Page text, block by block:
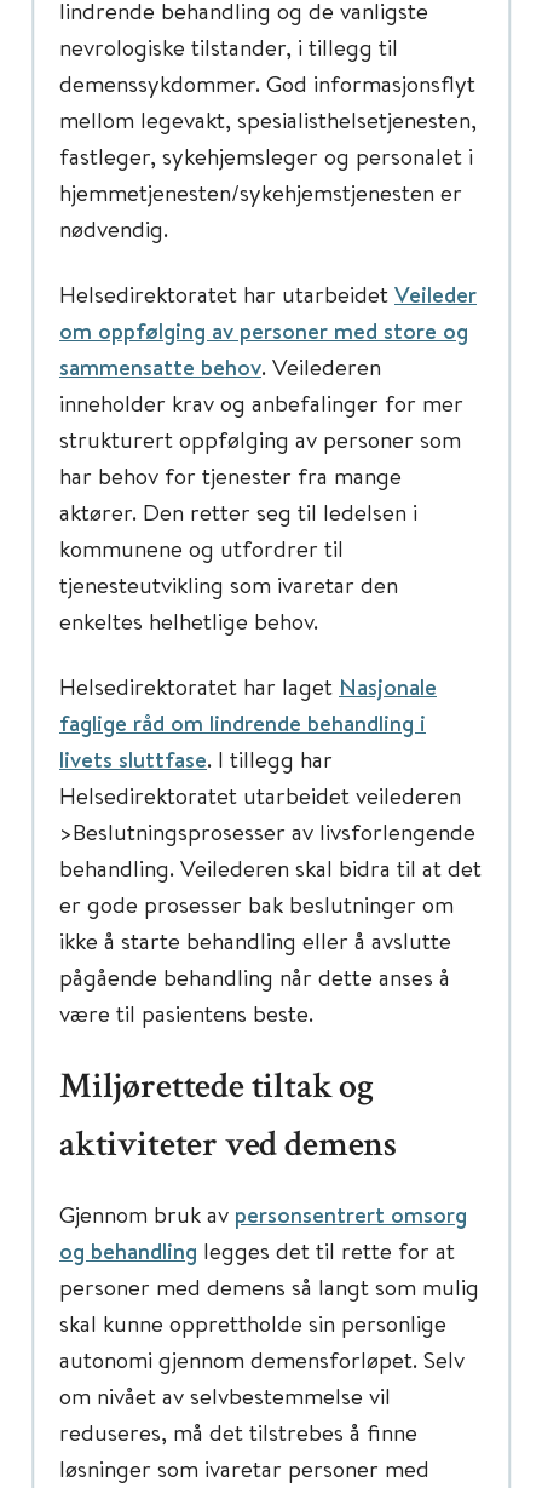
lindrende behandling og de vanligste
nevrologiske tilstander, i tillegg til
demenssykdommer. God informasjonsflyt
mellom legevakt, spesialisthelsetjenesten,
fastleger, sykehjemsleger og personalet i
hjemmetjenesten/sykehjemstjenesten er
nødvendig.
Helsedirektoratet har utarbeidet Veileder
om oppfølging av personer med store og
sammensatte behov. Veilederen
inneholder krav og anbefalinger for mer
strukturert oppfølging av personer som
har behov for tjenester fra mange
aktører. Den retter seg til ledelsen i
kommunene og utfordrer til
tjenesteutvikling som ivaretar den
enkeltes helhetlige behov.
Helsedirektoratet har laget Nasjonale
faglige råd om lindrende behandling i
livets sluttfase. I tillegg har
Helsedirektoratet utarbeidet veilederen
>Beslutningsprosesser av livsforlengende
behandling. Veilederen skal bidra til at det
er gode prosesser bak beslutninger om
ikke å starte behandling eller å avslutte
pågående behandling når dette anses å
være til pasientens beste.
Miljørettede tiltak og
aktiviteter ved demens
Gjennom bruk av personsentrert omsorg
og behandling legges det til rette for at
personer med demens så langt som mulig
skal kunne opprettholde sin personlige
autonomi gjennom demensforløpet. Selv
om nivået av selvbestemmelse vil
reduseres, må det tilstrebes å finne
løsninger som ivaretar personer med